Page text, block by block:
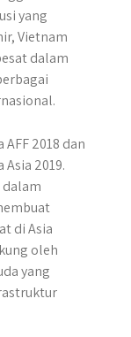
yang
Vietnam
dalam
2018 dan
2019.
di Asia
oleh
yang